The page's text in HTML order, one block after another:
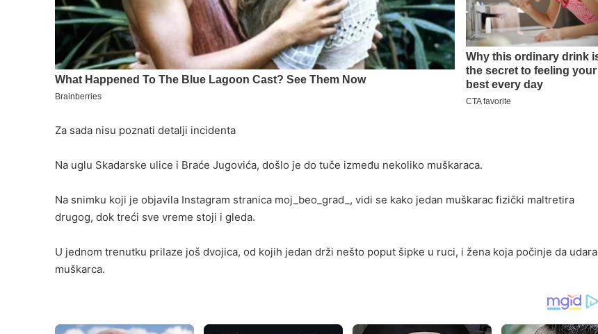
Za sada nisu poznati detalji incidenta
Na uglu Skadarske ulice i Braće Jugovića, došlo je do tuče između nekoliko muškaraca.
Na snimku koji je objavila Instagram stranica moj_beo_grad_, vidi se kako jedan muškarac fizički maltretira
drugog, dok treći sve vreme stoji i gleda.
U jednom trenutku prilaze još dvojica, od kojih jedan drži nešto poput šipke u ruci, i žena koja počinje da udara
muškarca.